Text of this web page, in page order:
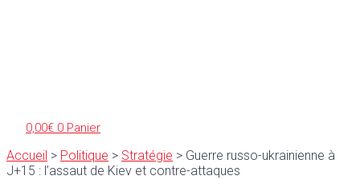
0,00€ 0 Panier
Accueil > Politique > Stratégie > Guerre russo-ukrainienne à
J+15 : l’assaut de Kiev et contre-attaques